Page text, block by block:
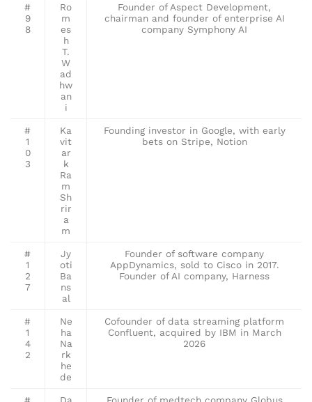
#
9
8
Ro
m
es
h
T.
W
ad
hw
an
i
Founder of Aspect Development,
chairman and founder of enterprise AI
company Symphony AI
#
1
0
3
Ka
vit
ar
k
Ra
m
Sh
rir
a
m
Founding investor in Google, with early
bets on Stripe, Notion
#
1
2
7
Jy
oti
Ba
ns
al
Founder of software company
AppDynamics, sold to Cisco in 2017.
Founder of AI company, Harness
#
1
4
2
Ne
ha
Na
rk
he
de
Cofounder of data streaming platform
Confluent, acquired by IBM in March
2026